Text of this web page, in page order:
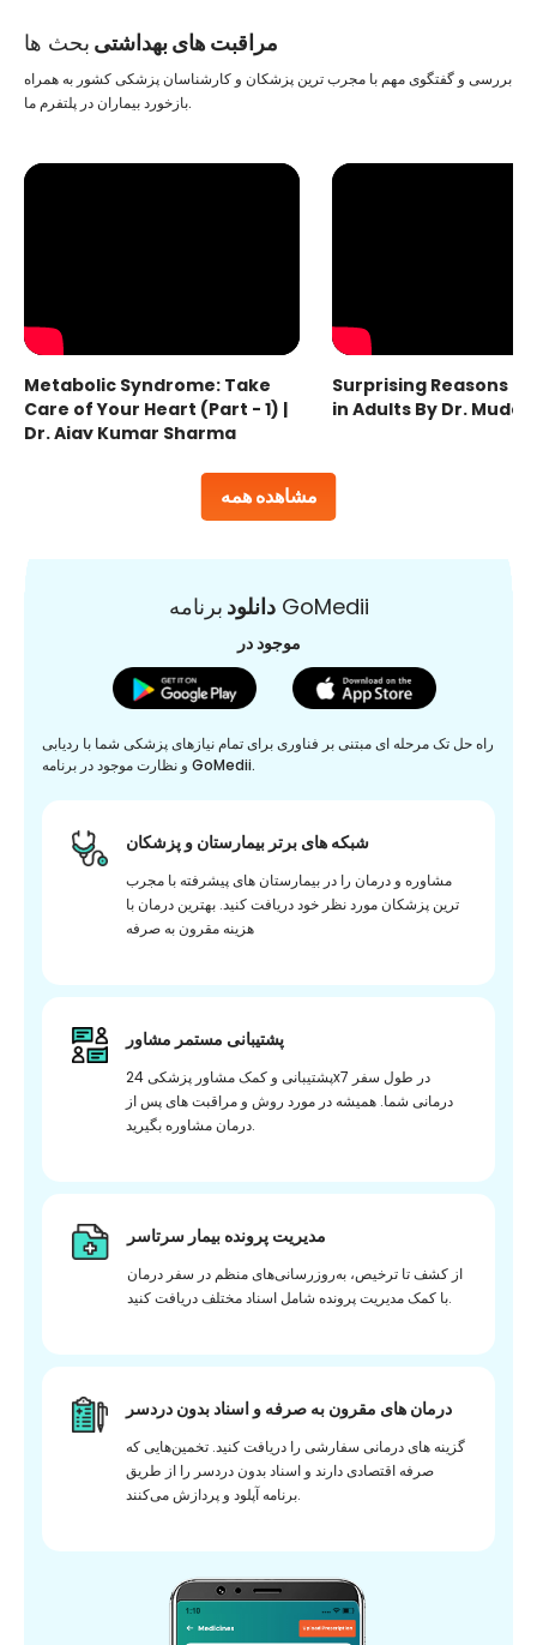
مراقبت های بهداشتی بحث ها
مشاهده همه
بررسی و گفتگوی مهم با مجرب ترین پزشکان و کارشناسان پزشکی کشور به همراه
بازخورد بیماران در پلتفرم ما.
Metabolic Syndrome: Take
Care of Your Heart (Part - 1) |
Dr. Ajay Kumar Sharma
Surprising Reasons
in Adults By Dr.
دانلودبرنامه GoMedii
موجود در
راه حل تک مرحله ای مبتنی بر فناوری برای تمام نیازهای پزشکی شما با ردیابی
و نظارت موجود در برنامه GoMedii.
شبکه های برتر بیمارستان و پزشکان
مشاوره و درمان را در بیمارستان های پیشرفته با مجرب
ترین پزشکان مورد نظر خود دریافت کنید. بهترین درمان با
هزینه مقرون به صرفه
پشتیبانی مستمر مشاور
پشتیبانی و کمک مشاور پزشکی 24x7 در طول سفر
درمانی شما. همیشه در مورد روش و مراقبت های پس از
درمان مشاوره بگیرید.
مدیریت پرونده بیمار سرتاسر
از کشف تا ترخیص، به‌روزرسانی‌های منظم در سفر درمان
با کمک مدیریت پرونده شامل اسناد مختلف دریافت کنید.
درمان های مقرون به صرفه و اسناد بدون دردسر
گزینه های درمانی سفارشی را دریافت کنید. تخمین‌هایی که
صرفه اقتصادی دارند و اسناد بدون دردسر را از طریق
برنامه آپلود و پردازش می‌کنند.